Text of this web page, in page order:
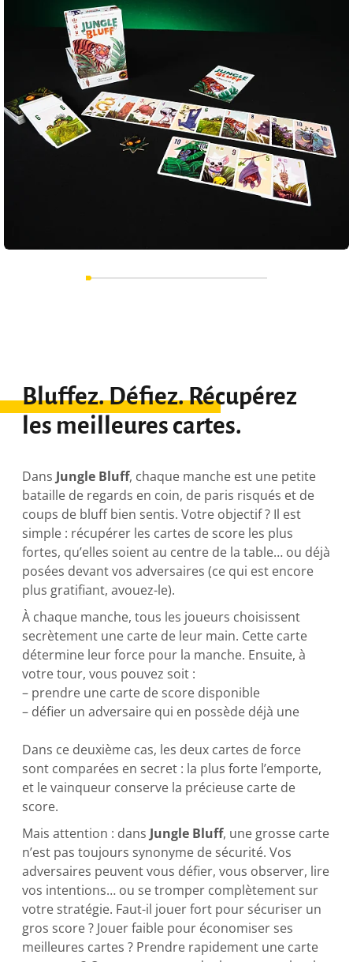
Bluffez. Défiez. Récupérez
les meilleures cartes.
Dans Jungle Bluff, chaque manche est une petite
bataille de regards en coin, de paris risqués et de
coups de bluff bien sentis. Votre objectif ? Il est
simple : récupérer les cartes de score les plus
fortes, qu’elles soient au centre de la table… ou déjà
posées devant vos adversaires (ce qui est encore
plus gratifiant, avouez-le).
À chaque manche, tous les joueurs choisissent
secrètement une carte de leur main. Cette carte
détermine leur force pour la manche. Ensuite, à
votre tour, vous pouvez soit :
– prendre une carte de score disponible
– défier un adversaire qui en possède déjà une
Dans ce deuxième cas, les deux cartes de force
sont comparées en secret : la plus forte l’emporte,
et le vainqueur conserve la précieuse carte de
score.
Mais attention : dans Jungle Bluff, une grosse carte
n’est pas toujours synonyme de sécurité. Vos
adversaires peuvent vous défier, vous observer, lire
vos intentions… ou se tromper complètement sur
votre stratégie. Faut-il jouer fort pour sécuriser un
gros score ? Jouer faible pour économiser ses
meilleures cartes ? Prendre rapidement une carte